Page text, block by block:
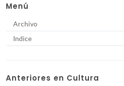
Menú
Archivo
Indice
Anteriores en Cultura